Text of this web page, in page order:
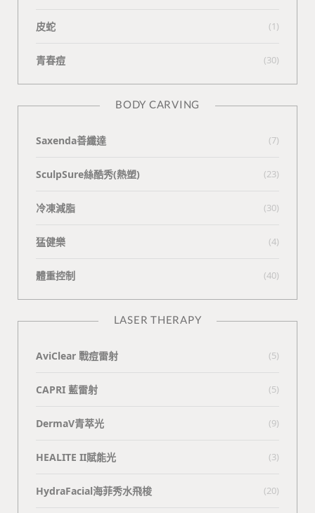
皮蛇 (1)
青春痘 (30)
BODY CARVING
Saxenda善纖達 (7)
SculpSure絲酷秀(熱塑) (23)
冷凍減脂 (30)
猛健樂 (4)
體重控制 (40)
LASER THERAPY
AviClear 戰痘雷射 (5)
CAPRI 藍雷射 (5)
DermaV青萃光 (9)
HEALITE II賦能光 (3)
HydraFacial海菲秀水飛梭 (20)